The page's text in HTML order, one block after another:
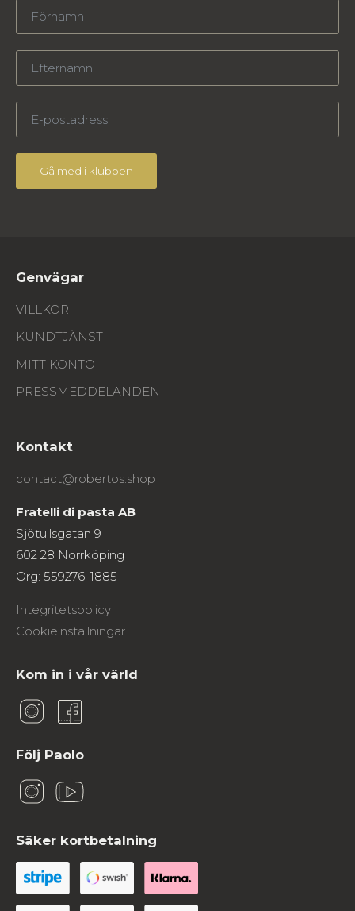
Gå med i klubben
Genvägar
VILLKOR
KUNDTJÄNST
MITT KONTO
PRESSMEDDELANDEN
Kontakt
contact@robertos.shop
Fratelli di pasta AB
Sjötullsgatan 9
602 28 Norrköping
Org: 559276-1885
Integritetspolicy
Cookieinställningar
Kom in i vår värld
Följ Paolo
Säker kortbetalning